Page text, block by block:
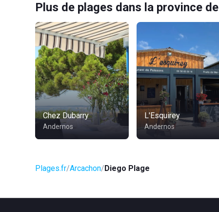
Plus de plages dans la province de
Chez Dubarry
Andernos
L'Esquirey
Andernos
Plages.fr Arcachon Diego Plage